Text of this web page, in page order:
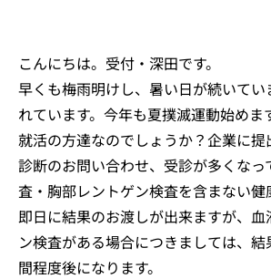
こんにちは。受付・深田です。
早くも梅雨明けし、暑い日が続いてい
れています。今年も夏撲滅運動始めま
就活の方達なのでしょうか？企業に
診断のお問い合わせ、受診が多くなっ
査・胸部レントゲン検査を含まない
即日に結果のお渡しが出来ますが、
ン検査がある場合につきましては、
間程度後になります。